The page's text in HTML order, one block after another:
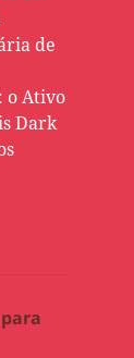
de
o Ativo
Dark